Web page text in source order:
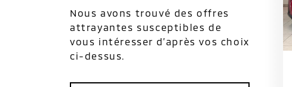
Nous avons trouvé des offres
attrayantes susceptibles de
vous intéresser d’après vos choix
ci-dessus.